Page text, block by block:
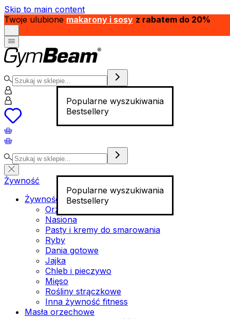
Skip to main content
Twoje ulubione makarony i sosy z rabatem do 20%
Popularne wyszukiwania
Bestsellery
Popularne wyszukiwania
Bestsellery
Żywność
Żywność funkcjonalna
Orzechy
Nasiona
Pasty i kremy do smarowania
Ryby
Dania gotowe
Jajka
Chleb i pieczywo
Mięso
Rośliny strączkowe
Inna żywność fitness
Masła orzechowe